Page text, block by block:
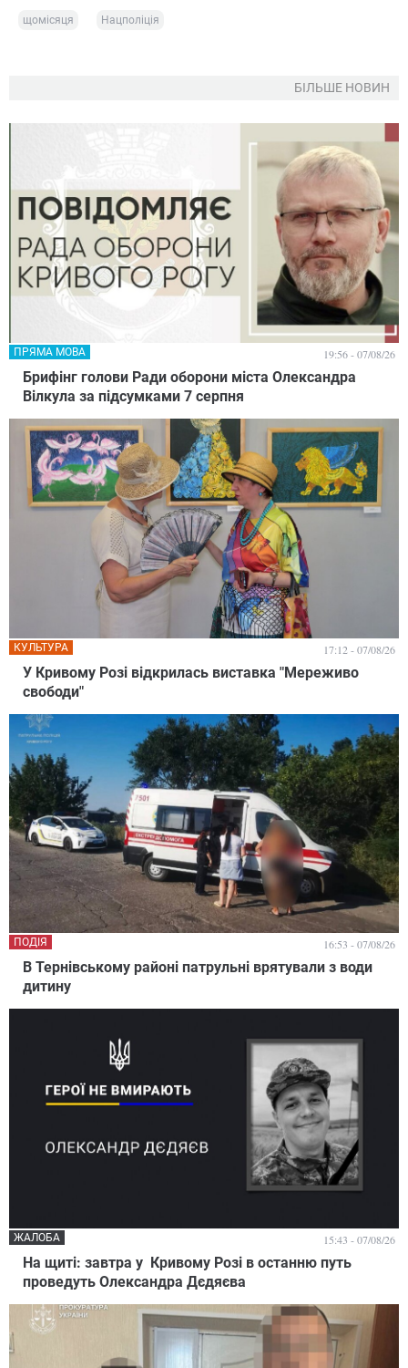
щомісяця Нацполіція
БІЛЬШЕ НОВИН
Брифінг голови Ради оборони міста Олександра
Вілкула за підсумками 7 серпня
ПРЯМА МОВА 19:56 - 07/08/26
У Кривому Розі відкрилась виставка "Мереживо
свободи"
КУЛЬТУРА 17:12 - 07/08/26
В Тернівському районі патрульні врятували з води
дитину
ПОДІЯ 16:53 - 07/08/26
На щиті: завтра у Кривому Розі в останню путь
проведуть Олександра Дєдяєва
ЖАЛОБА 15:43 - 07/08/26